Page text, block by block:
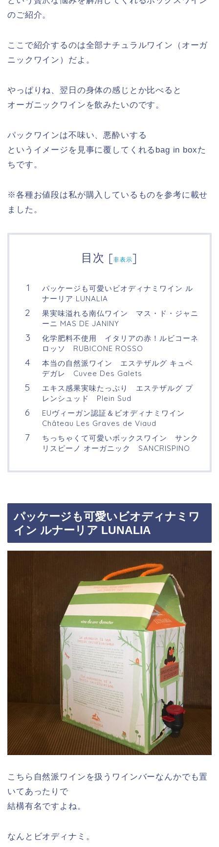
のご紹介。
ここで紹介するのは全部ナチュラルワイン（オーガ
ニックワイン）だよ。
やっぱりね、翌日の身体の感じとか比べると
オーガニックワインを飲みたいのです。
パックワインは不味い、悪酔いする
というイメージを見事に覆してくれるbag in boxた
ちです。
※各種お値段は私が購入しているものを参考に載せ
ました。
目次 [非表示]
パッケージも可愛いビオディナミワイン ル
ナーリア LUNALIA
果実味溢れる南仏ワイン マス・ド・ジャニ
ーニ MAS DE JANINY
化学肥料不使用 イタリアの赤！ルビコーネ
ロッソ RUBICONE ROSSO
本当の自然派ワイン エステザルグ キュベ
デガレ Cuvee Des Galets
エキス感果実味たっぷり エステザルグ プ
レンシュッド Plein Sud
EUヴィーガン認証＆ビオディナミワイン
Château Les Graves de Viaud
ちっちゃくて可愛いボックスワイン サンク
リスピーノ オーガニック SANCRISPINO
パッケージも可愛いビオディナミワ
イン ルナーリア LUNALIA
こちら自然派ワインを扱うワインバーなんかでも置
いてあったりで
結構有名ですよね。
なんとビオディナミ。